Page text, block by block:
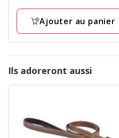
3
39.95€
Ajouter au panier
Ils adoreront aussi